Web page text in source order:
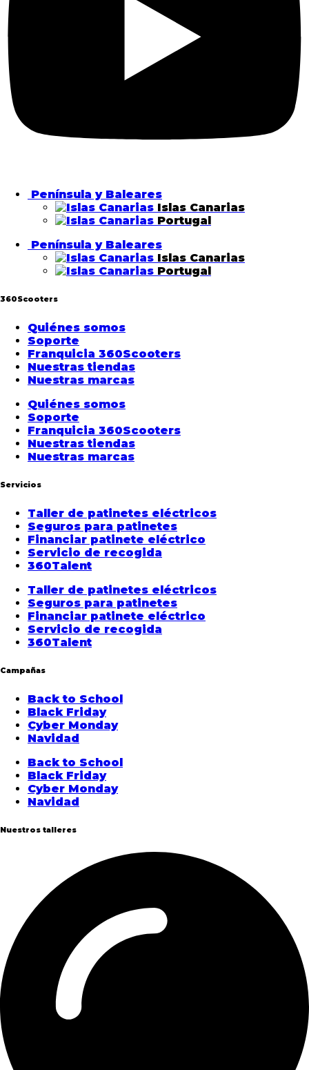
Península y Baleares
Islas Canarias
Portugal
Península y Baleares
Islas Canarias
Portugal
360Scooters
Quiénes somos
Soporte
Franquicia 360Scooters
Nuestras tiendas
Nuestras marcas
Quiénes somos
Soporte
Franquicia 360Scooters
Nuestras tiendas
Nuestras marcas
Servicios
Taller de patinetes eléctricos
Seguros para patinetes
Financiar patinete eléctrico
Servicio de recogida
360Talent
Taller de patinetes eléctricos
Seguros para patinetes
Financiar patinete eléctrico
Servicio de recogida
360Talent
Campañas
Back to School
Black Friday
Cyber Monday
Navidad
Back to School
Black Friday
Cyber Monday
Navidad
Nuestros talleres